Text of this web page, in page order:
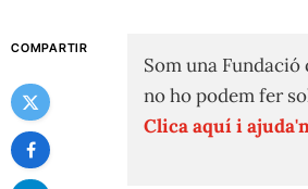
COMPARTIR
Som una
no ho podem fer
Clica aquí i